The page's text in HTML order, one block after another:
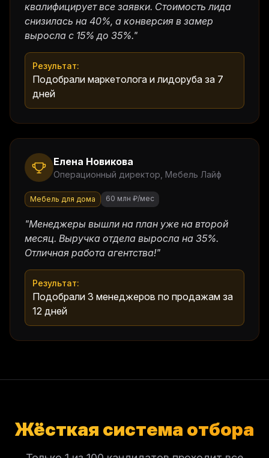
квалифицирует все заявки. Стоимость лида
снизилась на 40%, а конверсия в замер
выросла с 15% до 35%."
Результат:
Подобрали маркетолога и лидоруба за 7
дней
Елена Новикова
Операционный директор Мебель Лайф
Мебель для дома 60 млн ₽/мес
"Менеджеры вышли на план уже на второй
месяц. Выручка отдела выросла на 35%.
Отличная работа агентства!"
Результат:
Подобрали 3 менеджеров по продажам за
12 дней
Жёсткая система отбора